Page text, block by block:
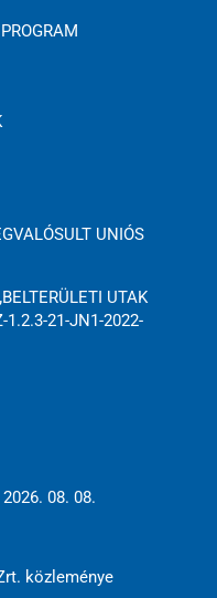
UNIÓS
UTAK
1.2.3-21-JN1-2022-
08. 08.
közleménye